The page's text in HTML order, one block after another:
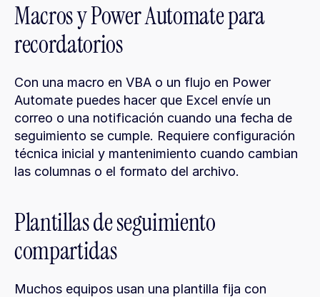
Macros y Power Automate para
recordatorios
Con una macro en VBA o un flujo en Power
Automate puedes hacer que Excel envíe un
correo o una notificación cuando una fecha de
seguimiento se cumple. Requiere configuración
técnica inicial y mantenimiento cuando cambian
las columnas o el formato del archivo.
Plantillas de seguimiento
compartidas
Muchos equipos usan una plantilla fija con